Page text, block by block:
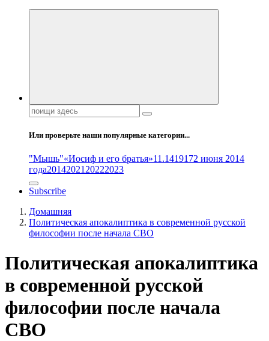
Поиск:
Или проверьте наши популярные категории...
"Мышь"«Иосиф и его братья»11.1419172 июня 2014
года2014202120222023
Subscribe
Домашняя
Политическая апокалиптика в современной русской
философии после начала СВО
Политическая апокалиптика
в современной русской
философии после начала
СВО